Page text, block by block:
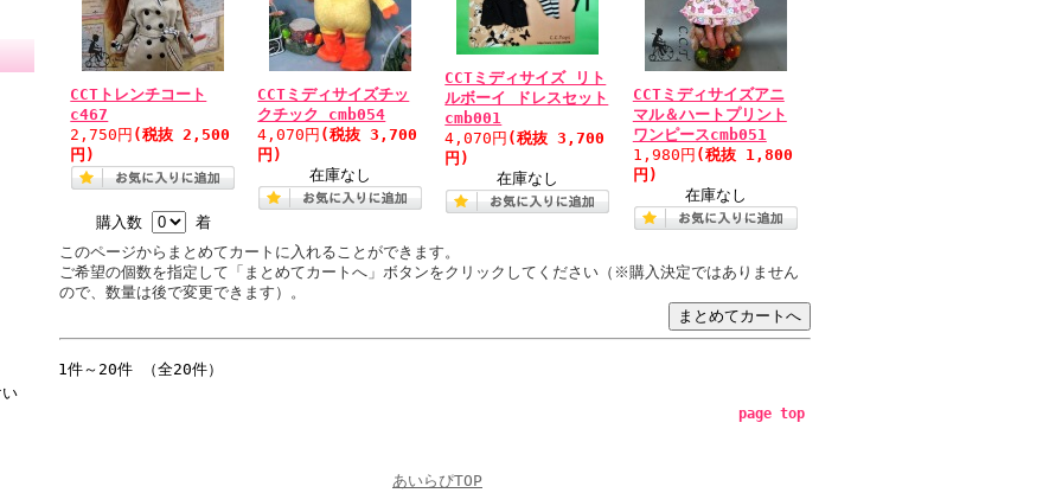
CCTトレンチコート
c467
2,750円 (税抜 2,500
円)
購入数 着
CCTミディサイズチッ
クチック cmb054
4,070円 (税抜 3,700
円)
在庫なし
CCTミディサイズ リト
ルボーイ ドレスセット
cmb001
4,070円 (税抜 3,700
円)
在庫なし
CCTミディサイズアニ
マル＆ハートプリント
ワンピースcmb051
1,980円 (税抜 1,800
円)
在庫なし
このページからまとめてカートに入れることができます。
ご希望の個数を指定して「まとめてカートへ」ボタンをクリックしてください（※購入決定ではありません
ので、数量は後で変更できます）。
1件～20件 （全20件）
page top
あいらぴTOP